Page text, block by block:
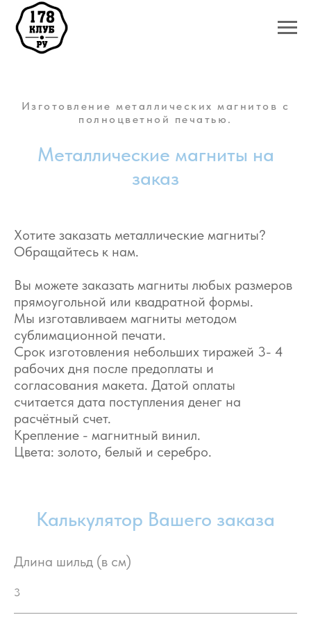
Изготовление металлических магнитов с
полноцветной печатью.
Металлические магниты на
заказ
Хотите заказать металлические магниты?
Обращайтесь к нам.
Вы можете заказать магниты любых размеров
прямоугольной или квадратной формы.
Мы изготавливаем магниты методом
сублимационной печати.
Срок изготовления небольших тиражей 3- 4
рабочих дня после предоплаты и
согласования макета. Датой оплаты
считается дата поступления денег на
расчётный счет.
Крепление - магнитный винил.
Цвета: золото, белый и серебро.
Калькулятор Вашего заказа
Длина шильд (в см)